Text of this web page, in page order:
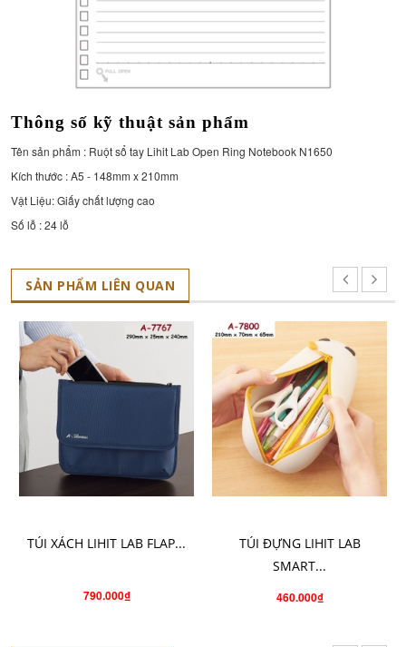
Thông số kỹ thuật sản phẩm
Tên sản phẩm : Ruột sổ tay Lihit Lab Open Ring Notebook N1650
Kích thước : A5 - 148mm x 210mm
Vật Liệu: Giấy chất lượng cao
Số lỗ : 24 lỗ
SẢN PHẨM LIÊN QUAN
TÚI XÁCH LIHIT LAB FLAP...
790.000₫
TÚI ĐỰNG LIHIT LAB
SMART...
460.000₫